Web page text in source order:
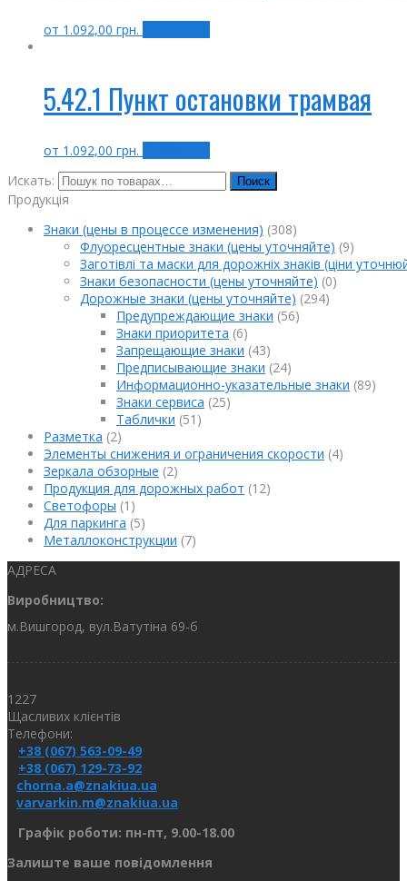
от 1.092,00 грн.
5.42.1 Пункт остановки трамвая
от 1.092,00 грн.
Искать:
Поиск
Продукція
Знаки (цены в процессе изменения) (308)
Флуоресцентные знаки (цены уточняйте) (9)
Заготівлі та маски для дорожніх знаків (ціни
Знаки безопасности (цены уточняйте) (0)
Дорожные знаки (цены уточняйте) (294)
Предупреждающие знаки (56)
Знаки приоритета (6)
Запрещающие знаки (43)
Предписывающие знаки (24)
Информационно-указательные знаки (89)
Знаки сервиса (25)
Таблички (51)
Разметка (2)
Элементы снижения и ограничения скорости (4)
Зеркала обзорные (2)
Продукция для дорожных работ (12)
Светофоры (1)
Для паркинга (5)
Металлоконструкции (7)
АДРЕСА
Виробництво:
м.Вишгород, вул.Ватутіна 69-б
1227
Щасливих клієнтів
Телефони:
+38 (067) 563-09-49
+38 (067) 129-73-92
chorna.a@znakiua.ua
varvarkin.m@znakiua.ua
Графік роботи: пн-пт, 9.00-18.00
Залиште ваше повідомлення